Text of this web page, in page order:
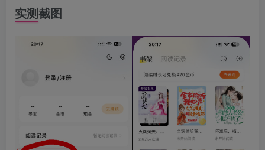
实测截图